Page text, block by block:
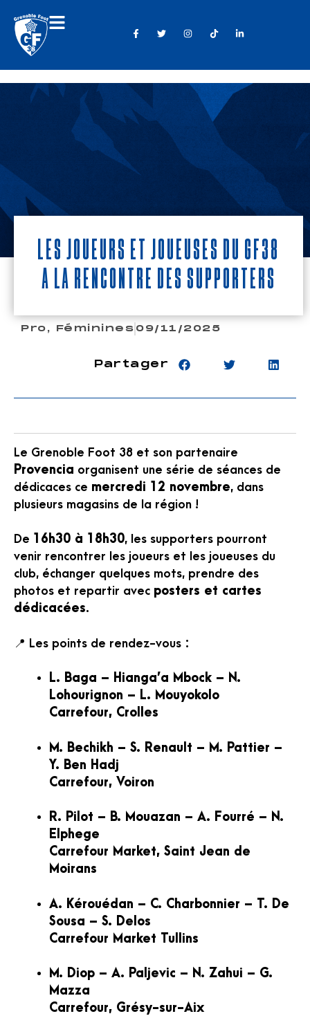
Les joueurs et joueuses du GF38
à la rencontre des supporters
Pro, Féminines 09/11/2025
Partager
Le Grenoble Foot 38 et son partenaire
Provencia organisent une série de séances de
dédicaces ce mercredi 12 novembre, dans
plusieurs magasins de la région !
De 16h30 à 18h30, les supporters pourront
venir rencontrer les joueurs et les joueuses du
club, échanger quelques mots, prendre des
photos et repartir avec posters et cartes
dédicacées.
📍 Les points de rendez-vous :
L. Baga – Hianga’a Mbock – N.
Lohourignon – L. Mouyokolo
Carrefour, Crolles
M. Bechikh – S. Renault – M. Pattier –
Y. Ben Hadj
Carrefour, Voiron
R. Pilot – B. Mouazan – A. Fourré – N.
Elphege
Carrefour Market, Saint Jean de
Moirans
A. Kérouédan – C. Charbonnier – T. De
Sousa – S. Delos
Carrefour Market Tullins
M. Diop – A. Paljevic – N. Zahui – G.
Mazza
Carrefour, Grésy-sur-Aix